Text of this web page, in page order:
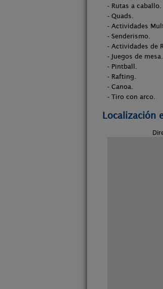
- Rutas a caballo.
- Quads.
- Actividades
- Senderismo.
- Actividades de
- Juegos de mesa.
- Pintball.
- Rafting.
- Canoa.
- Tiro con arco.
Localización